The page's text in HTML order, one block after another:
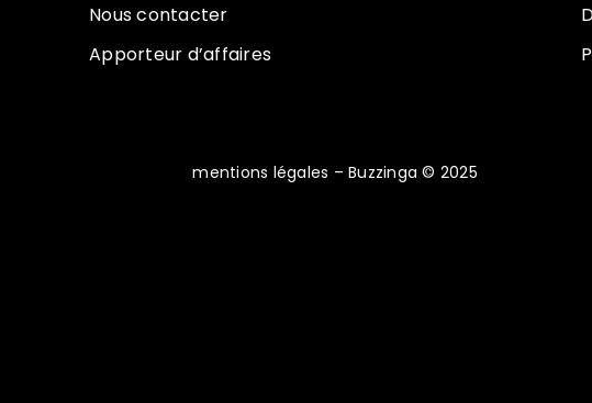
Nous contacter
Apporteur d’affaires
mentions légales – Buzzinga © 2025